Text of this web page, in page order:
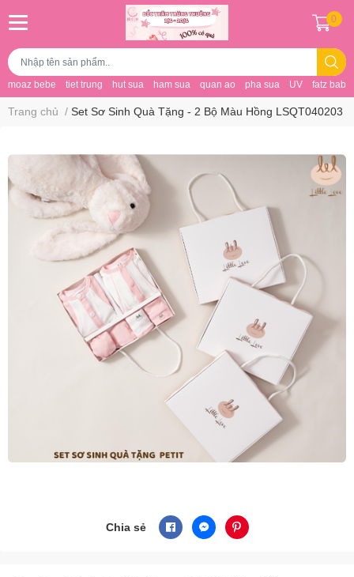
moaz bebe tiet trung hut sua ham sua quan ao pha sua UV fatz baby
0
Trang chủ / Set Sơ Sinh Quà Tặng - 2 Bộ Màu Hồng LSQT040203
Chia sẻ